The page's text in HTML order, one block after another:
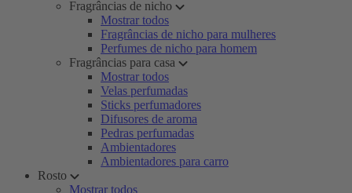
Fragrâncias de nicho
Mostrar todos
Fragrâncias de nicho para mulheres
Perfumes de nicho para homem
Fragrâncias para casa
Mostrar todos
Velas perfumadas
Sticks perfumadores
Difusores de aroma
Pedras perfumadas
Ambientadores
Ambientadores para carro
Rosto
Mostrar todos